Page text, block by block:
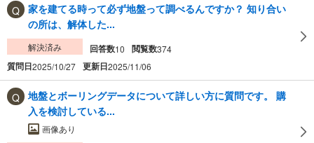
家を建てる時って必ず地盤って調べるんですか？ 知り合い
の所は、解体した...
解決済み 回答数10 閲覧数374
質問日2025/10/27 更新日2025/11/06
地盤とボーリングデータについて詳しい方に質問です。 購
入を検討している...
画像あり